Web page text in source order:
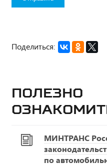
Поделиться:
Полезно
МИНТРАНС
по